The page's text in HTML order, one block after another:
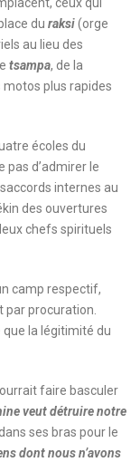
du raksi(orge
au lieu des
tsampa, de la
plus rapides
écoles du
pas d’admirer le
internes au
des ouvertures
chefs spirituels
camp respectif,
procuration.
la légitimité du
faire basculer
veut détruire notre
ses bras pour le
dont nous n’avons